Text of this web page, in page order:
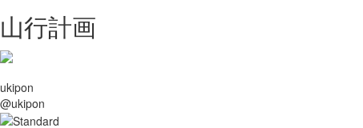
山行計画
ukipon
@ukipon